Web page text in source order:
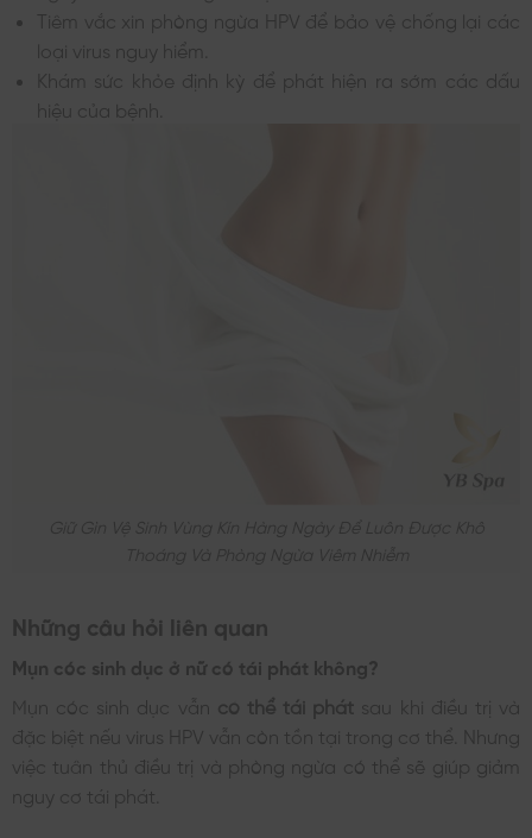
Tiêm vắc xin phòng ngừa HPV để bảo vệ chống lại các
loại virus nguy hiểm.
Khám sức khỏe định kỳ để phát hiện ra sớm các dấu
hiệu của bệnh.
Giữ Gìn Vệ Sinh Vùng Kín Hàng Ngày Để Luôn Được Khô
Thoáng Và Phòng Ngừa Viêm Nhiễm
Những câu hỏi liên quan
Mụn cóc sinh dục ở nữ có tái phát không?
Mụn cóc sinh dục vẫn có thể tái phát sau khi điều trị và
đặc biệt nếu virus HPV vẫn còn tồn tại trong cơ thể. Nhưng
việc tuân thủ điều trị và phòng ngừa có thể sẽ giúp giảm
nguy cơ tái phát.